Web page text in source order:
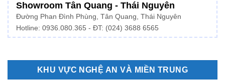
Showroom Tân Quang - Thái Nguyên
Đường Phan Đình Phùng, Tân Quang, Thái Nguyên
Hotline: 0936.080.365 - ĐT: (024) 3688 6565
KHU VỰC NGHỆ AN VÀ MIỀN TRUNG